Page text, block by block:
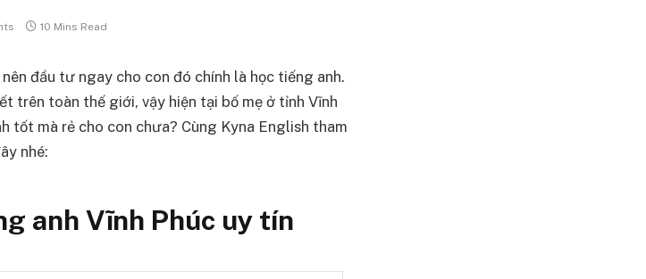
10 Mins Read
đầu tư ngay cho con đó chính là học tiếng anh.
trên toàn thế giới, vậy hiện tại bố mẹ ở tỉnh Vĩnh
tốt mà rẻ cho con chưa? Cùng Kyna English tham
nhé:
anh Vĩnh Phúc uy tín